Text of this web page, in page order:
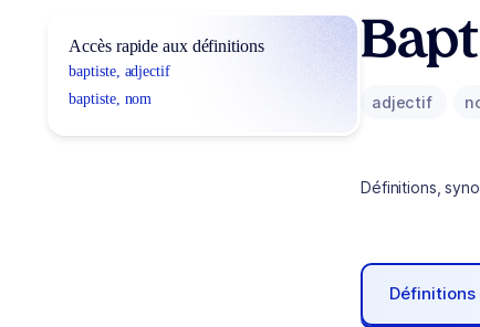
Accès rapide aux définitions
baptiste, adjectif
baptiste, nom
adjectif
Définitions,
Définitions